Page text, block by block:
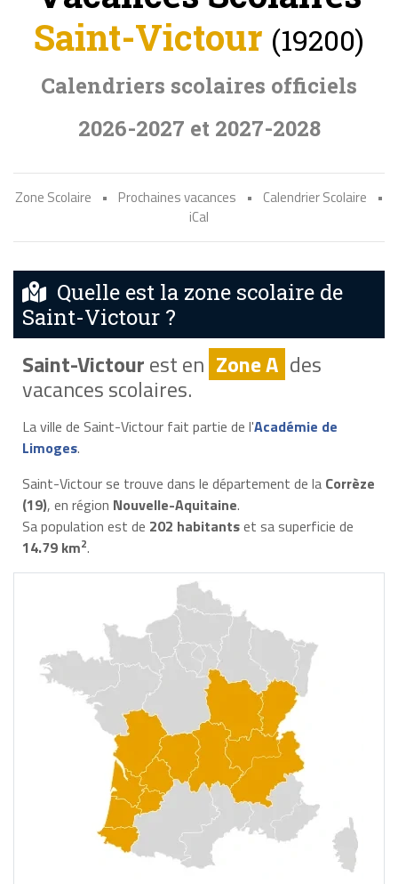
Saint-Victour (19200)
Calendriers scolaires officiels
2026-2027 et 2027-2028
Zone Scolaire • Prochaines vacances • Calendrier Scolaire
•
iCal
Quelle est la zone scolaire de
Saint-Victour ?
Saint-Victourest en Zone A des
vacances scolaires.
La ville de Saint-Victour fait partie de l'Académie de
Limoges.
Saint-Victour se trouve dans le département de la Corrèze
(19), en région Nouvelle-Aquitaine.
Sa population est de 202 habitantset sa superficie de
14.79 km2.